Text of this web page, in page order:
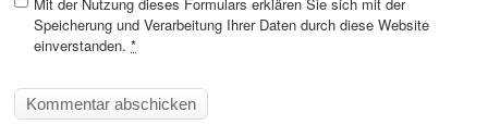
Speicherung und Verarbeitung Ihrer Daten durch diese Website
einverstanden. *